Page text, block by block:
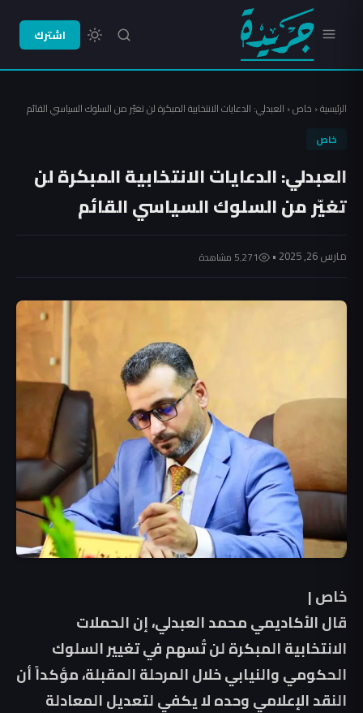
اشترك
الرئيسية‹ خاص‹ العبدلي: الدعايات الانتخابية المبكرة لن تغيّر من السلوك السياسي القائم
خاص
العبدلي: الدعايات الانتخابية المبكرة لن
تغيّر من السلوك السياسي القائم
مارس 26, 2025 • 5٬271 مشاهدة
خاص |
قال الأكاديمي محمد العبدلي، إن الحملات
الانتخابية المبكرة لن تُسهم في تغيير السلوك
الحكومي والنيابي خلال المرحلة المقبلة، مؤكداً أن
النقد الإعلامي وحده لا يكفي لتعديل المعادلة